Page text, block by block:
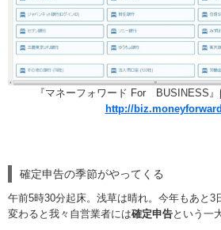
『マネーフォワード For BUSINESS
http://
確定申告の季節がやってくる
午前5時30分起床。浅草は晴れ。今年もあと3
変わると我々自営業者には確定申告という一